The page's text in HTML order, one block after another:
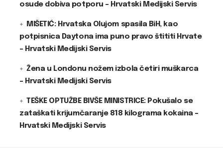
osude dobiva potporu – Hrvatski Medijski Servis
MIŠETIĆ: Hrvatska Olujom spasila BiH, kao
potpisnica Daytona ima puno pravo štititi Hrvate
– Hrvatski Medijski Servis
Žena u Londonu nožem izbola četiri muškarca
– Hrvatski Medijski Servis
TEŠKE OPTUŽBE BIVŠE MINISTRICE: Pokušalo se
zataškati krijumčaranje 818 kilograma kokaina –
Hrvatski Medijski Servis